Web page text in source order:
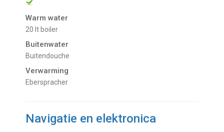
Warm water
20 lt boiler
Buitenwater
buitendouche
Verwarming
Eberspracher
Navigatie en elektronica